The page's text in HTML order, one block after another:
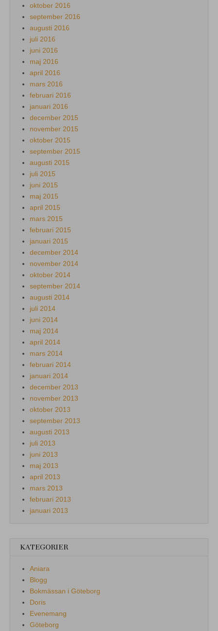
oktober 2016
september 2016
augusti 2016
juli 2016
juni 2016
maj 2016
april 2016
mars 2016
februari 2016
januari 2016
december 2015
november 2015
oktober 2015
september 2015
augusti 2015
juli 2015
juni 2015
maj 2015
april 2015
mars 2015
februari 2015
januari 2015
december 2014
november 2014
oktober 2014
september 2014
augusti 2014
juli 2014
juni 2014
maj 2014
april 2014
mars 2014
februari 2014
januari 2014
december 2013
november 2013
oktober 2013
september 2013
augusti 2013
juli 2013
juni 2013
maj 2013
april 2013
mars 2013
februari 2013
januari 2013
KATEGORIER
Aniara
Blogg
Bokmässan i Göteborg
Doris
Evenemang
Göteborg